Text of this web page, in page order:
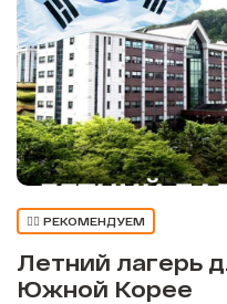
👍🏼 РЕКОМЕНДУЕМ
Летний лагерь
Южной Корее